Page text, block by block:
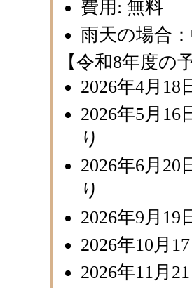
費用: 無料
雨天の場合
【令和8年度の
2026年4月
2026年5月
り
2026年6月
り
2026年9月
2026年10月
2026年11月